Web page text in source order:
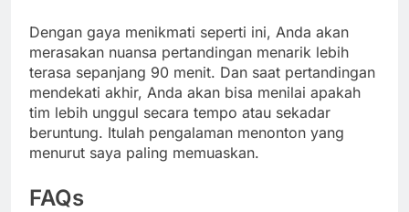
Dengan gaya menikmati seperti ini, Anda akan
merasakan nuansa pertandingan menarik lebih
terasa sepanjang 90 menit. Dan saat pertandingan
mendekati akhir, Anda akan bisa menilai apakah
tim lebih unggul secara tempo atau sekadar
beruntung. Itulah pengalaman menonton yang
menurut saya paling memuaskan.
FAQs